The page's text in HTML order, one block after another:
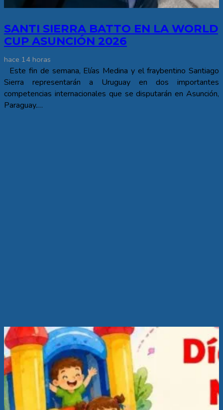
SANTI SIERRA BATTO EN LA WORLD
CUP ASUNCIÓN 2026
hace 14 horas
Este fin de semana, Elías Medina y el fraybentino Santiago
Sierra representarán a Uruguay en dos importantes
competencias internacionales que se disputarán en Asunción,
Paraguay.…